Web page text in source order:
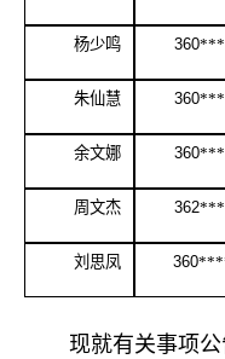
杨少鸣 360
朱仙慧 360
余文娜 360
周文杰 362
刘思凤 360
现就有关事项公